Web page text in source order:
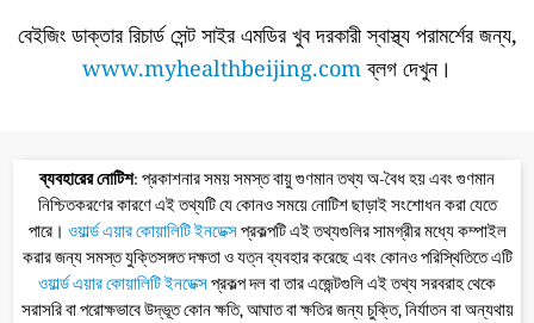
বেইজিং ডাক্তার রিচার্ড সেন্ট সাইর এমডির খুব দরকারী স্বাস্থ্য পরামর্শের জন্য,
www.myhealthbeijing.comব্লগ দেখুন।
ব্যবহারের নোটিশ: প্রকাশনার সময় সমস্ত বায়ু গুণমান তথ্য অ-বৈধ হয় এবং গুণমান
নিশ্চিতকরণের কারণে এই তথ্যটি যে কোনও সময়ে নোটিশ ছাড়াই সংশোধন করা যেতে
পারে। ওয়ার্ল্ড এয়ার কোয়ালিটি ইনডেক্সপ্রকল্পটি এই তথ্যগুলির সামগ্রীর মধ্যে কম্পাইল
করার জন্য সমস্ত যুক্তিসঙ্গত দক্ষতা ও যত্ন ব্যবহার করেছে এবং কোনও পরিস্থিতিতে এটি
ওয়ার্ল্ড এয়ার কোয়ালিটি ইনডেক্সপ্রকল্প দল বা তার এজেন্টগুলি এই তথ্য সরবরাহ থেকে
সরাসরি বা পরোক্ষভাবে উদ্ভূত কোন ক্ষতি, আঘাত বা ক্ষতির জন্য চুক্তি, নির্যাতন বা অন্যথায়